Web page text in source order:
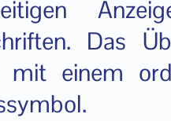
Das
mit einem